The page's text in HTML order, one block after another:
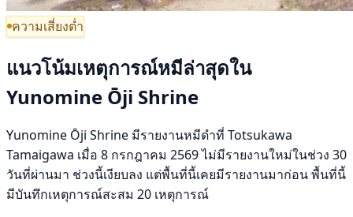
ความเสี่ยงต่ำ
แนวโน้มเหตุการณ์หมีล่าสุดใน
Yunomine Ōji Shrine
Yunomine Ōji Shrine มีรายงานหมีดำที่ Totsukawa
Tamaigawa เมื่อ 8 กรกฎาคม 2569 ไม่มีรายงานใหม่ในช่วง 30
วันที่ผ่านมา ช่วงนี้เงียบลง แต่พื้นที่นี้เคยมีรายงานมาก่อน พื้นที่นี้
มีบันทึกเหตุการณ์สะสม 20 เหตุการณ์